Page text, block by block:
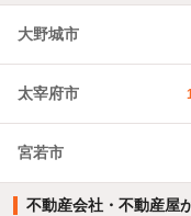
大野城市
太宰府市
宮若市
不動産会社・不動産屋